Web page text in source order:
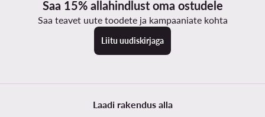
Saa 15% allahindlust oma ostudele
Saa teavet uute toodete ja kampaaniate kohta
Liitu uudiskirjaga
Laadi rakendus alla